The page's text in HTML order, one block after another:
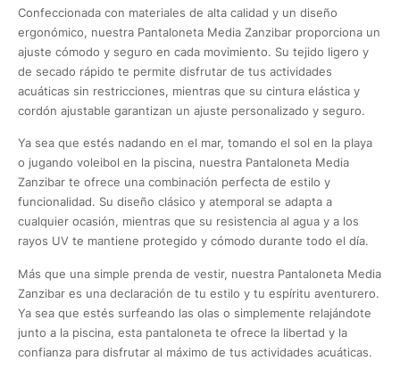
Confeccionada con materiales de alta calidad y un diseño
ergonómico, nuestra Pantaloneta Media Zanzibar proporciona un
ajuste cómodo y seguro en cada movimiento. Su tejido ligero y
de secado rápido te permite disfrutar de tus actividades
acuáticas sin restricciones, mientras que su cintura elástica y
cordón ajustable garantizan un ajuste personalizado y seguro.
Ya sea que estés nadando en el mar, tomando el sol en la playa
o jugando voleibol en la piscina, nuestra Pantaloneta Media
Zanzibar te ofrece una combinación perfecta de estilo y
funcionalidad. Su diseño clásico y atemporal se adapta a
cualquier ocasión, mientras que su resistencia al agua y a los
rayos UV te mantiene protegido y cómodo durante todo el día.
Más que una simple prenda de vestir, nuestra Pantaloneta Media
Zanzibar es una declaración de tu estilo y tu espíritu aventurero.
Ya sea que estés surfeando las olas o simplemente relajándote
junto a la piscina, esta pantaloneta te ofrece la libertad y la
confianza para disfrutar al máximo de tus actividades acuáticas.